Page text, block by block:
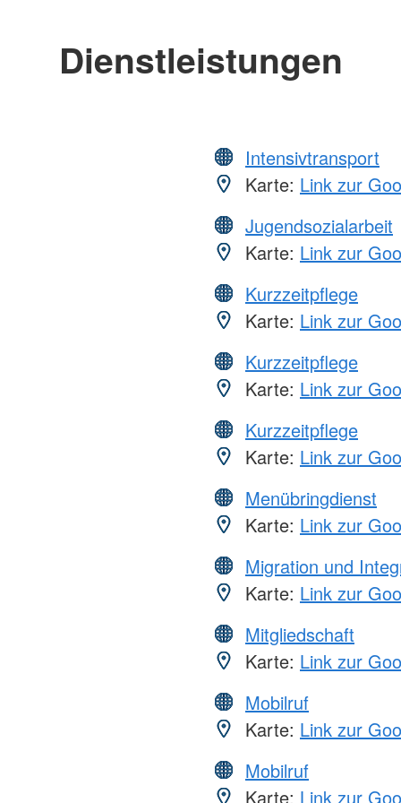
Dienstleistungen
Intensivtransport
Karte: Link zur
Jugendsozialarbeit
Karte: Link zur
Kurzzeitpflege
Karte: Link zur
Kurzzeitpflege
Karte: Link zur
Kurzzeitpflege
Karte: Link zur
Menübringdienst
Karte: Link zur
Migration und
Karte: Link zur
Mitgliedschaft
Karte: Link zur
Mobilruf
Karte: Link zur
Mobilruf
Karte: Link zur